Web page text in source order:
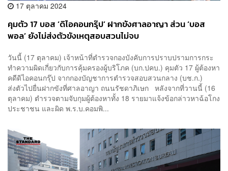
17 ตุลาคม 2024
คุมตัว 17 บอส ‘ดิไอคอนกรุ๊ป’ ฝากขังศาลอาญา ส่วน ‘บอส
พอล’ ยังไม่ส่งตัวขังเหตุสอบสวนไม่จบ
วันนี้ (17 ตุลาคม) เจ้าหน้าที่ตำรวจกองบังคับการปราบปรามการกระ
ทำความผิดเกี่ยวกับการคุ้มครองผู้บริโภค (บก.ปคบ.) คุมตัว 17 ผู้ต้องหา
คดีดิไอคอนกรุ๊ป จากกองบัญชาการตำรวจสอบสวนกลาง (บช.ก.)
ส่งตัวไปยื่นฝากขังที่ศาลอาญา ถนนรัชดาภิเษก หลังจากที่วานนี้ (16
ตุลาคม) ตำรวจตามจับกุมผู้ต้องหาทั้ง 18 รายมาแจ้งข้อกล่าวหาฉ้อโกง
ประชาชน และผิด พ.ร.บ.คอมพิ...